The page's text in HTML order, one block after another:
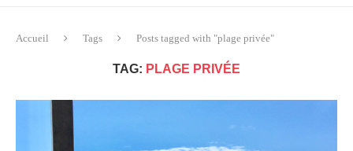
Accueil Tags Posts tagged with "plage privée"
TAG: PLAGE PRIVÉE